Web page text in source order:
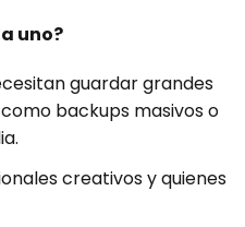
uno?
guardar grandes
backups masivos o
creativos y quienes